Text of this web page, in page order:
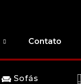
Contato
Sofás